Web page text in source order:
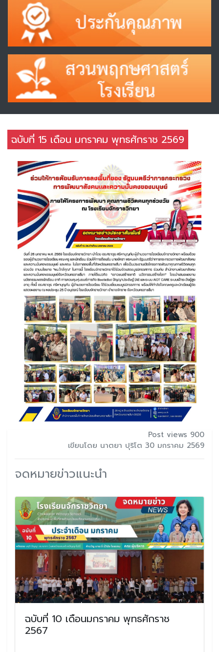
ฉบับที่ 15 เดือน มกราคม พุทธศักราช 2569
Post views 900
เขียนโดย นาตยา ปุริโต 30 มกราคม 2569
จดหมายข่าวแนะนำ
ฉบับที่ 10 เดือนมกราคม พุทธศักราช
2567